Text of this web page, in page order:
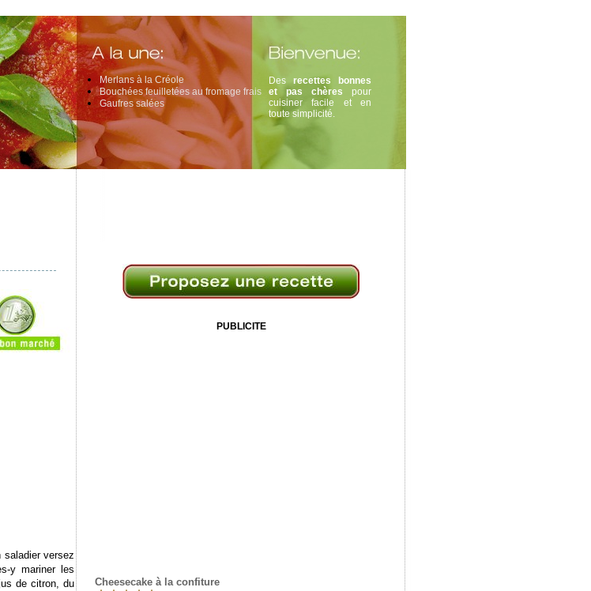
Des recettes bonnes
et pas chères pour
cuisiner facile et en
toute simplicité.
Merlans à la Créole
Bouchées feuilletées au fromage frais
Gaufres salées
versez
y mariner les
de citron, du
PUBLICITE
Cheesecake à la confiture